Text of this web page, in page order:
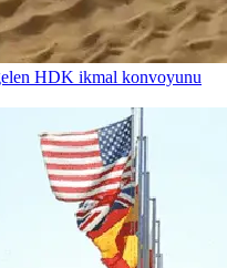
HDK ikmal konvoyunu